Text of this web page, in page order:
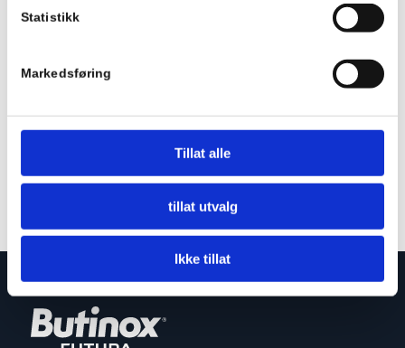
Statistikk
Markedsføring
Tillat alle
tillat utvalg
Ikke tillat
Fargerike
Besøk forhandler